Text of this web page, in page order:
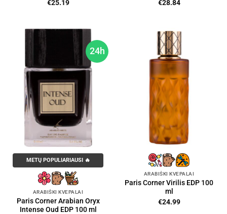
€25.19
€28.84
24h
METŲ POPULIARIAUSI 🔥
ARABIŠKI KVEPALAI
Paris Corner Arabian Oryx
Intense Oud EDP 100 ml
ARABIŠKI KVEPALAI
Paris Corner Virilis EDP 100
ml
€24.99